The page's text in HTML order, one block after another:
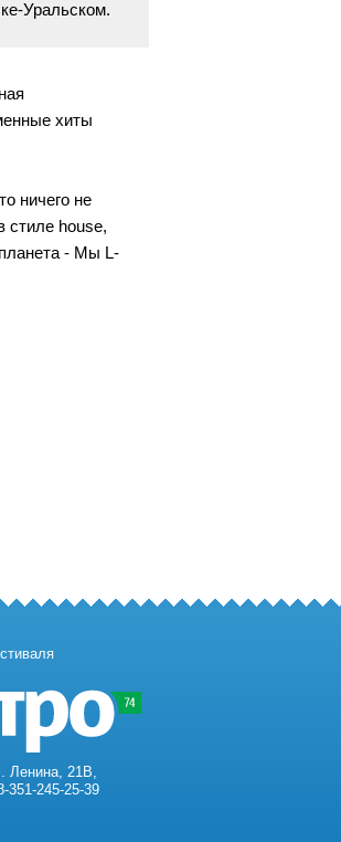
Уральском.
хиты
ничего не
стиле house,
- Мы L-
Ленина, 21В,
351-245-25-39